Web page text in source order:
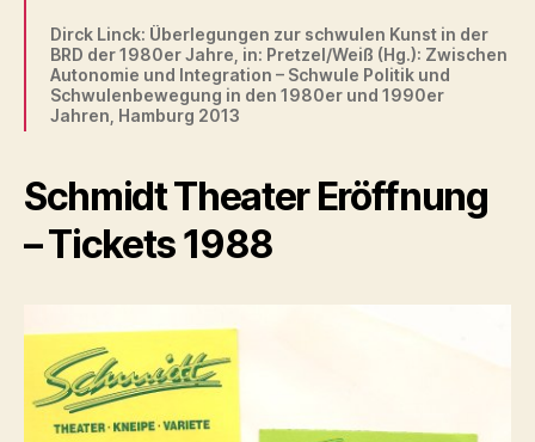
Dirck Linck: Überlegungen zur schwulen Kunst in der
BRD der 1980er Jahre, in: Pretzel/Weiß (Hg.): Zwischen
Autonomie und Integration – Schwule Politik und
Schwulenbewegung in den 1980er und 1990er
Jahren, Hamburg 2013
Schmidt Theater Eröffnung
– Tickets 1988